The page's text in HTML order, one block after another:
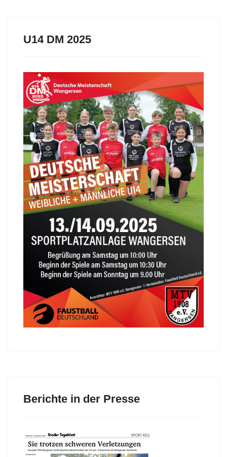
U14 DM 2025
Berichte in der Presse